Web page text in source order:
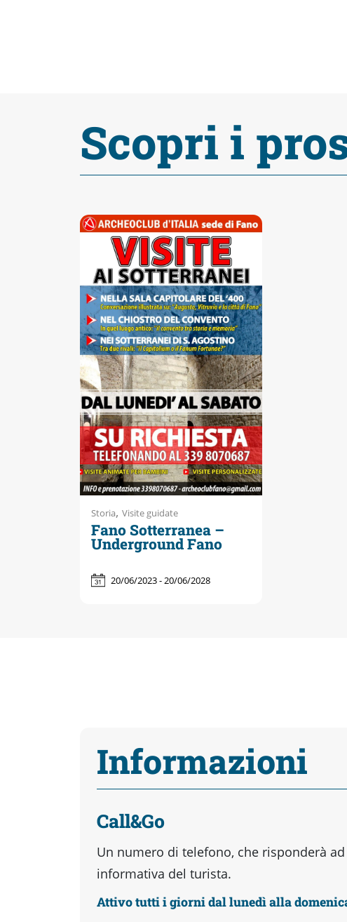
Scopri i
Storia, Visite guidate
Fano Sotterranea –
Underground Fano
20/06/2023 - 20/06/2028
Informazioni
Call&Go
Un numero di telefono, che risponderà
informativa del turista.
Attivo tutti i giorni dal lunedì alla